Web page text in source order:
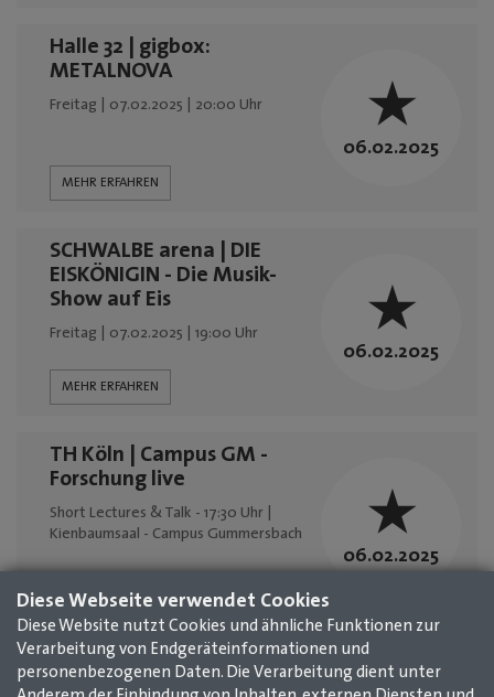
Diese Webseite verwendet Cookies
Diese Website nutzt Cookies und ähnliche Funktionen zur
Verarbeitung von Endgeräteinformationen und
personenbezogenen Daten. Die Verarbeitung dient unter
Halle 32 | gigbox:
METALNOVA
Freitag | 07.02.2025 | 20:00 Uhr
MEHR ERFAHREN
06.02.2025
SCHWALBE arena | DIE
EISKÖNIGIN - Die Musik-
Show auf Eis
Freitag | 07.02.2025 | 19:00 Uhr
MEHR ERFAHREN
06.02.2025
TH Köln | Campus GM -
Forschung live
Short Lectures & Talk - 17:30 Uhr |
Kienbaumsaal - Campus Gummersbach
MEHR ERFAHREN
06.02.2025
1 2 3 4 5 6 7 8 9
12
13 14 15 16 17 18 19 20